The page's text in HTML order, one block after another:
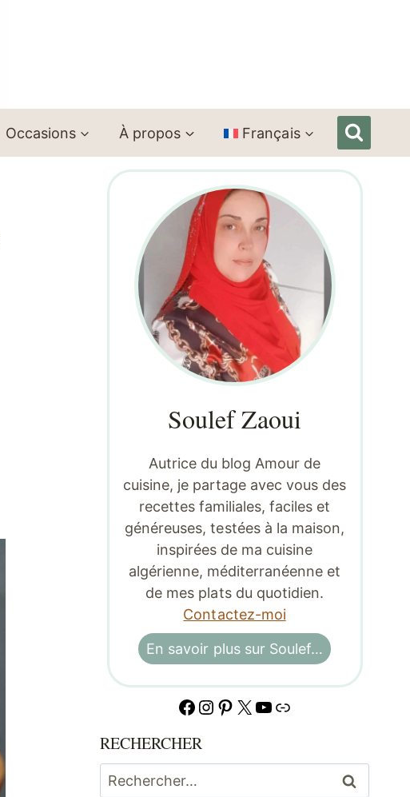
Occasions À propos Français
Soulef Zaoui
Autrice du blog Amour de
cuisine, je partage avec vous des
recettes familiales, faciles et
généreuses, testées à la maison,
inspirées de ma cuisine
algérienne, méditerranéenne et
de mes plats du quotidien.
Contactez-moi
En savoir plus sur Soulef…
Facebook
Instagram
Pinterest
X YouTube
Lien
RECHERCHER
Rechercher :